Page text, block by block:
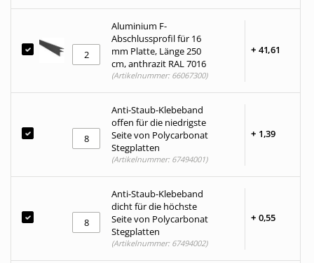
Aluminium F-
Abschlussprofil für 16
mm Platte, Länge 250
cm, anthrazit RAL 7016
+ 41,61
(Artikelnummer: 66067300)
Anti-Staub-Klebeband
offen für die niedrigste
Seite von Polycarbonat
Stegplatten
+ 1,39
(Artikelnummer: 67494001)
Anti-Staub-Klebeband
dicht für die höchste
Seite von Polycarbonat
Stegplatten
+ 0,55
(Artikelnummer: 67494002)